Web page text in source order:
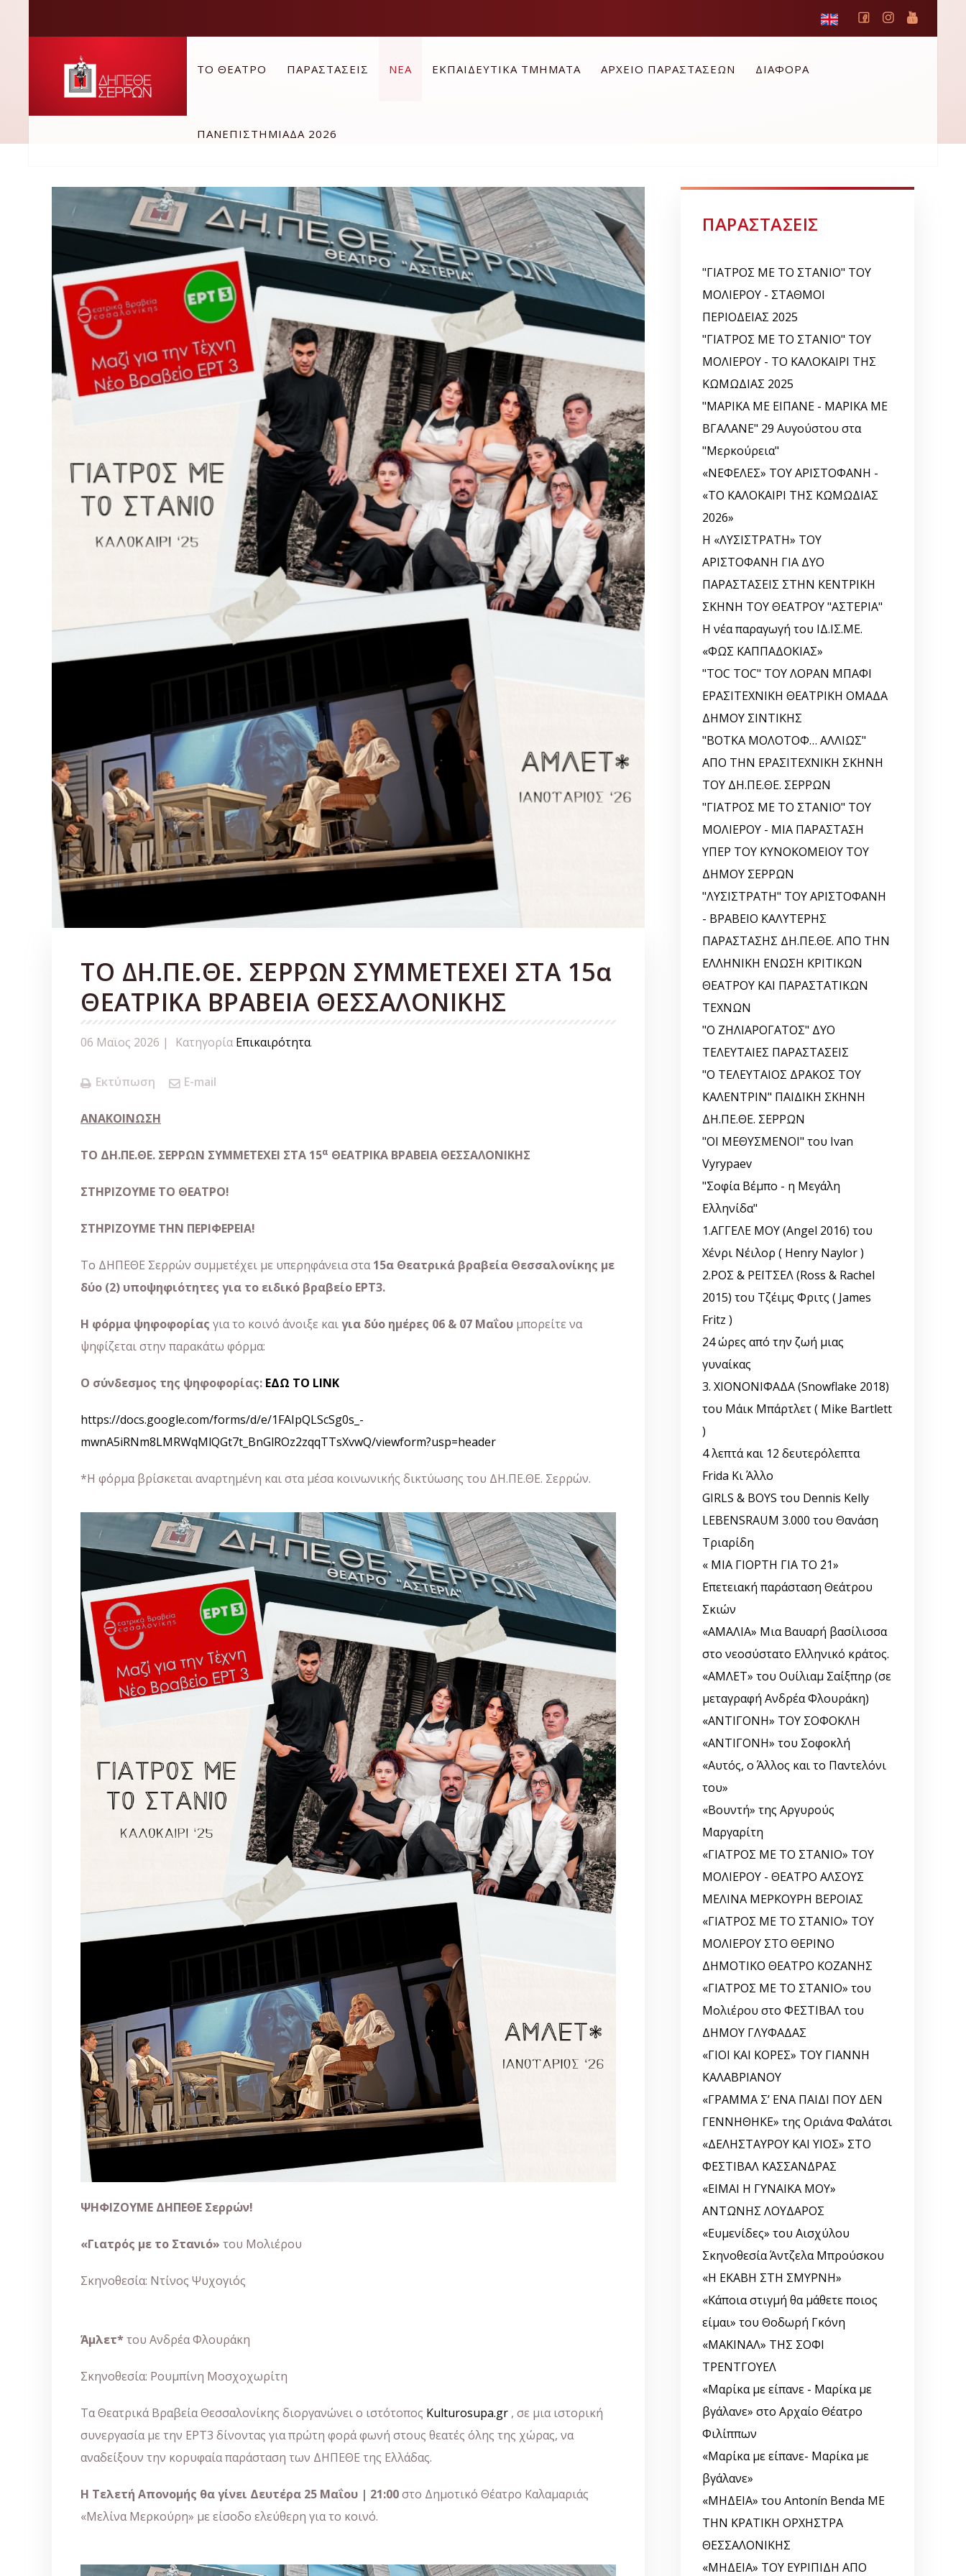
ΤΟ ΘΕΑΤΡΟ ΠΑΡΑΣΤΑΣΕΙΣ ΝΕΑ ΕΚΠΑΙΔΕΥΤΙΚΑ ΤΜΗΜΑΤΑ ΑΡΧΕΙΟ ΠΑΡΑΣΤΑΣΕΩΝ ΔΙΑΦΟΡΑ
ΠΑΝΕΠΙΣΤΗΜΙΑΔΑ 2026
TΟ ΔΗ.ΠΕ.ΘΕ. ΣΕΡΡΩΝ ΣΥΜΜΕΤΕΧΕΙ ΣΤΑ 15α
ΘΕΑΤΡΙΚΑ ΒΡΑΒΕΙΑ ΘΕΣΣΑΛΟΝΙΚΗΣ
06 Μαϊος 2026 | Κατηγορία Επικαιρότητα.
Εκτύπωση E-mail
ΑΝΑΚΟΙΝΩΣΗ
ΤΟ ΔΗ.ΠΕ.ΘΕ. ΣΕΡΡΩΝ ΣΥΜΜΕΤΕΧΕΙ ΣΤΑ 15α ΘΕΑΤΡΙΚΑ ΒΡΑΒΕΙΑ ΘΕΣΣΑΛΟΝΙΚΗΣ
ΣΤΗΡΙΖΟΥΜΕ ΤΟ ΘΕΑΤΡΟ!
ΣΤΗΡΙΖΟΥΜΕ ΤΗΝ ΠΕΡΙΦΕΡΕΙΑ!
Το ΔΗΠΕΘΕ Σερρών συμμετέχει με υπερηφάνεια στα15α Θεατρικά βραβεία Θεσσαλονίκης με
δύο (2) υποψηφιότητες για το ειδικό βραβείο ΕΡΤ3.
Η φόρμα ψηφοφορίας για το κοινό άνοιξε καιγια δύο ημέρες 06 & 07 Μαΐου μπορείτε να
ψηφίζεται στην παρακάτω φόρμα:
Ο σύνδεσμος της ψηφοφορίας: ΕΔΩ ΤΟ LINK
https://docs.google.com/forms/d/e/1FAIpQLScSg0s_-
mwnA5iRNm8LMRWqMlQGt7t_BnGlROz2zqqTTsXvwQ/viewform?usp=header
*Η φόρμα βρίσκεται αναρτημένη και στα μέσα κοινωνικής δικτύωσης του ΔΗ.ΠΕ.ΘΕ. Σερρών.
ΨΗΦΙΖΟΥΜΕ ΔΗΠΕΘΕ Σερρών!
«Γιατρός με το Στανιό» του Μολιέρου
Σκηνοθεσία: Ντίνος Ψυχογιός
Άμλετ*του Ανδρέα Φλουράκη
Σκηνοθεσία: Ρουμπίνη Μοσχοχωρίτη
Τα Θεατρικά Βραβεία Θεσσαλονίκης διοργανώνει ο ιστότοπος Kulturosupa.gr , σε μια ιστορική
συνεργασία με την ΕΡΤ3 δίνοντας για πρώτη φορά φωνή στους θεατές όλης της χώρας, να
αναδείξουν την κορυφαία παράσταση των ΔΗΠΕΘΕ της Ελλάδας.
Η Τελετή Απονομής θα γίνει Δευτέρα 25 Μαΐου | 21:00στο Δημοτικό Θέατρο Καλαμαριάς
«Μελίνα Μερκούρη» με είσοδο ελεύθερη για το κοινό.
ΠΑΡΑΣΤΑΣΕΙΣ
"ΓΙΑΤΡΟΣ ΜΕ ΤΟ ΣΤΑΝΙΟ" ΤΟΥ
ΜΟΛΙΕΡΟΥ - ΣΤΑΘΜΟΙ
ΠΕΡΙΟΔΕΙΑΣ 2025
"ΓΙΑΤΡΟΣ ΜΕ ΤΟ ΣΤΑΝΙΟ" ΤΟΥ
ΜΟΛΙΕΡΟΥ - ΤΟ ΚΑΛΟΚΑΙΡΙ ΤΗΣ
ΚΩΜΩΔΙΑΣ 2025
"ΜΑΡΙΚΑ ΜΕ ΕΙΠΑΝΕ - ΜΑΡΙΚΑ ΜΕ
ΒΓΑΛΑΝΕ" 29 Αυγούστου στα
"Μερκούρεια"
«ΝΕΦΕΛΕΣ» ΤΟΥ ΑΡΙΣΤΟΦΑΝΗ -
«ΤΟ ΚΑΛΟΚΑΙΡΙ ΤΗΣ ΚΩΜΩΔΙΑΣ
2026»
Η «ΛΥΣΙΣΤΡΑΤΗ» ΤΟΥ
ΑΡΙΣΤΟΦΑΝΗ ΓΙΑ ΔΥΟ
ΠΑΡΑΣΤΑΣΕΙΣ ΣΤΗΝ ΚΕΝΤΡΙΚΗ
ΣΚΗΝΗ ΤΟΥ ΘΕΑΤΡΟΥ "ΑΣΤΕΡΙΑ"
Η νέα παραγωγή του ΙΔ.ΙΣ.ΜΕ.
«ΦΩΣ ΚΑΠΠΑΔΟΚΙΑΣ»
"TOC TOC" ΤΟΥ ΛΟΡΑΝ ΜΠΑΦΙ
ΕΡΑΣΙΤΕΧΝΙΚΗ ΘΕΑΤΡΙΚΗ ΟΜΑΔΑ
ΔΗΜΟΥ ΣΙΝΤΙΚΗΣ
"ΒΟΤΚΑ ΜΟΛΟΤΟΦ… ΑΛΛΙΩΣ"
ΑΠΟ ΤΗΝ ΕΡΑΣΙΤΕΧΝΙΚΗ ΣΚΗΝΗ
ΤΟΥ ΔΗ.ΠΕ.ΘΕ. ΣΕΡΡΩΝ
"ΓΙΑΤΡΟΣ ΜΕ ΤΟ ΣΤΑΝΙΟ" ΤΟΥ
ΜΟΛΙΕΡΟΥ - ΜΙΑ ΠΑΡΑΣΤΑΣΗ
ΥΠΕΡ ΤΟΥ ΚΥΝΟΚΟΜΕΙΟΥ ΤΟΥ
ΔΗΜΟΥ ΣΕΡΡΩΝ
"ΛΥΣΙΣΤΡΑΤΗ" ΤΟΥ ΑΡΙΣΤΟΦΑΝΗ
- ΒΡΑΒΕΙΟ ΚΑΛΥΤΕΡΗΣ
ΠΑΡΑΣΤΑΣΗΣ ΔΗ.ΠΕ.ΘΕ. ΑΠΟ ΤΗΝ
ΕΛΛΗΝΙΚΗ EΝΩΣΗ ΚΡΙΤΙΚΩΝ
ΘΕΑΤΡΟΥ ΚΑΙ ΠΑΡΑΣΤΑΤΙΚΩΝ
ΤΕΧΝΩΝ
"Ο ΖΗΛΙΑΡΟΓΑΤΟΣ" ΔΥΟ
ΤΕΛΕΥΤΑΙΕΣ ΠΑΡΑΣΤΑΣΕΙΣ
"Ο ΤΕΛΕΥΤΑΙΟΣ ΔΡΑΚΟΣ ΤΟΥ
ΚΑΛΕΝΤΡΙΝ" ΠΑΙΔΙΚΗ ΣΚΗΝΗ
ΔΗ.ΠΕ.ΘΕ. ΣΕΡΡΩΝ
"ΟΙ ΜΕΘΥΣΜΕΝΟΙ" του Ivan
Vyrypaev
"Σοφία Βέμπο - η Μεγάλη
Ελληνίδα"
1.ΑΓΓΕΛΕ ΜΟΥ (Angel 2016) του
Χένρι Νέιλορ ( Henry Naylor )
2.ΡΟΣ & ΡΕΪΤΣΕΛ (Ross & Rachel
2015) του Τζέιμς Φριτς ( James
Fritz )
24 ώρες από την ζωή μιας
γυναίκας
3. ΧΙΟΝΟΝΙΦΑΔΑ (Snowflake 2018)
του Μάικ Μπάρτλετ ( Mike Bartlett
)
4 λεπτά και 12 δευτερόλεπτα
Frida Κι Άλλο
GIRLS & BOYS του Dennis Kelly
LEBENSRAUM 3.000 του Θανάση
Τριαρίδη
« ΜΙΑ ΓΙΟΡΤΗ ΓΙΑ ΤΟ ΄21»
Επετειακή παράσταση Θεάτρου
Σκιών
«ΑΜΑΛΙΑ» Μια Βαυαρή βασίλισσα
στο νεοσύστατο Ελληνικό κράτος.
«ΑΜΛΕΤ» του Ουίλιαμ Σαίξπηρ (σε
μεταγραφή Ανδρέα Φλουράκη)
«ΑΝΤΙΓΟΝΗ» ΤΟΥ ΣΟΦΟΚΛΗ
«ΑΝΤΙΓΟΝΗ» του Σοφοκλή
«Αυτός, o Άλλος και το Παντελόνι
του»
«Βουντή» της Αργυρούς
Μαργαρίτη
«ΓΙΑΤΡΟΣ ΜΕ ΤΟ ΣΤΑΝΙΟ» ΤΟΥ
ΜΟΛΙΕΡΟΥ - ΘΕΑΤΡΟ ΑΛΣΟΥΣ
ΜΕΛΙΝΑ ΜΕΡΚΟΥΡΗ ΒΕΡΟΙΑΣ
«ΓΙΑΤΡΟΣ ΜΕ ΤΟ ΣΤΑΝΙΟ» ΤΟΥ
ΜΟΛΙΕΡΟΥ ΣΤΟ ΘΕΡΙΝΟ
ΔΗΜΟΤΙΚΟ ΘΕΑΤΡΟ ΚΟΖΑΝΗΣ
«ΓΙΑΤΡΟΣ ΜΕ ΤΟ ΣΤΑΝΙΟ» του
Μολιέρου στο ΦΕΣΤΙΒΑΛ του
ΔΗΜΟΥ ΓΛΥΦΑΔΑΣ
«ΓΙΟΙ ΚΑΙ ΚΟΡΕΣ» ΤΟΥ ΓΙΑΝΝΗ
ΚΑΛΑΒΡΙΑΝΟΥ
«ΓΡΑΜΜΑ Σ’ ΕΝΑ ΠΑΙΔΙ ΠΟΥ ΔΕΝ
ΓΕΝΝΗΘΗΚΕ» της Οριάνα Φαλάτσι
«ΔΕΛΗΣΤΑΥΡΟΥ ΚΑΙ ΥΙΟΣ» ΣΤΟ
ΦΕΣΤΙΒΑΛ ΚΑΣΣΑΝΔΡΑΣ
«ΕΙΜΑΙ Η ΓΥΝΑΙΚΑ ΜΟΥ»
ΑΝΤΩΝΗΣ ΛΟΥΔΑΡΟΣ
«Ευμενίδες» του Αισχύλου
Σκηνοθεσία Άντζελα Μπρούσκου
«Η ΕΚΑΒΗ ΣΤΗ ΣΜΥΡΝΗ»
«Κάποια στιγμή θα μάθετε ποιος
είμαι» του Θοδωρή Γκόνη
«ΜΑΚΙΝΑΛ» ΤΗΣ ΣΟΦΙ
ΤΡΕΝΤΓΟΥΕΛ
«Μαρίκα με είπανε - Μαρίκα με
βγάλανε» στο Αρχαίο Θέατρο
Φιλίππων
«Μαρίκα με είπανε- Μαρίκα με
βγάλανε»
«ΜΗΔΕΙΑ» του Antonín Benda ΜΕ
ΤΗΝ ΚΡΑΤΙΚΗ ΟΡΧΗΣΤΡΑ
ΘΕΣΣΑΛΟΝΙΚΗΣ
«ΜΗΔΕΙΑ» ΤΟΥ ΕΥΡΙΠΙΔΗ ΑΠΟ